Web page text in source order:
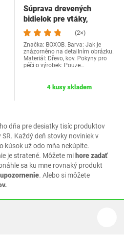
dňa pre desiatky tisíc produktov
Každý deň stovky noviniek v
kúsok už odo mňa nekúpite.
je stratené. Môžete mi hore zadať
sa ku mne rovnaký produkt
. Alebo si môžete
Súprava drevených
bidielok pre vtáky,
drevený stojan pre…
(2×)
Značka: BOXOB. Barva: Jak je
znázorněno na detailním obrázku.
Materiál: Dřevo, kov. Pokyny pro
péči o výrobek: Pouze…
4 kusy skladem